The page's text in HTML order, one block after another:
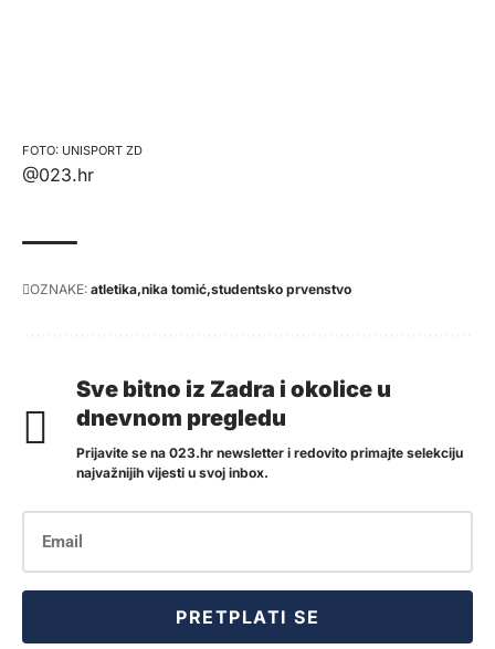
UNISPORT ZD
@023.hr
OZNAKE: atletika nika tomić studentsko prvenstvo
Sve bitno iz Zadra i okolice u
dnevnom pregledu
Prijavite se na 023.hr newsletter i redovito primajte selekciju
najvažnijih vijesti u svoj inbox.
PRETPLATI SE